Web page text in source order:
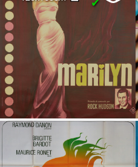
Vendu
Thématiques
Partenaires
Vendre